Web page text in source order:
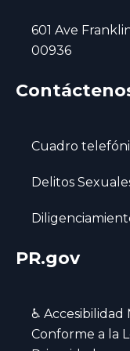
601 Ave
00936
Cuadro
Delitos
PR.gov
♿ Accesibilidad
‍Conforme a la